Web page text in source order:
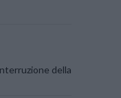
della